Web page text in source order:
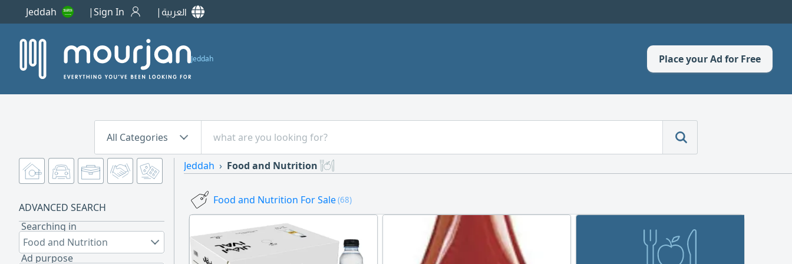
Jeddah Sign In العربية
Jeddah Place your Ad for Free
All Categories
ADVANCED SEARCH
Searching in
Food and Nutrition
Ad purpose
Jeddah Food and Nutrition
Food and Nutrition For Sale(68)